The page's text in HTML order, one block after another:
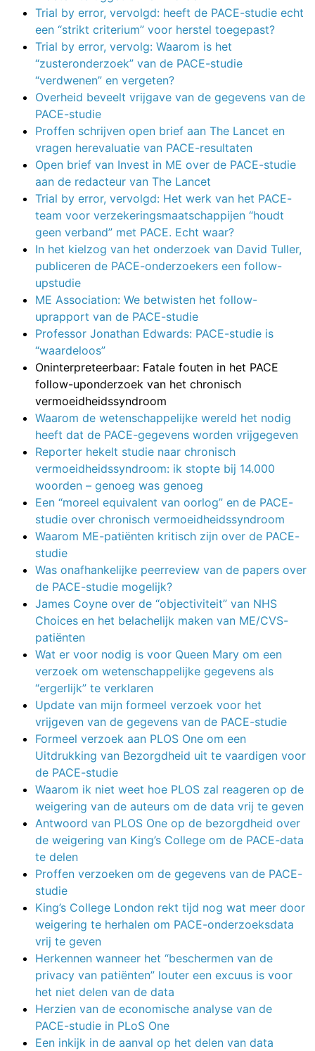
Trial by error, vervolgd: heeft de PACE-studie echt
een “strikt criterium” voor herstel toegepast?
Trial by error, vervolg: Waarom is het
“zusteronderzoek” van de PACE-studie
“verdwenen” en vergeten?
Overheid beveelt vrijgave van de gegevens van de
PACE-studie
Proffen schrijven open brief aan The Lancet en
vragen herevaluatie van PACE-resultaten
Open brief van Invest in ME over de PACE-studie
aan de redacteur van The Lancet
Trial by error, vervolgd: Het werk van het PACE-
team voor verzekeringsmaatschappijen “houdt
geen verband” met PACE. Echt waar?
In het kielzog van het onderzoek van David Tuller,
publiceren de PACE-onderzoekers een follow-
upstudie
ME Association: We betwisten het follow-
uprapport van de PACE-studie
Professor Jonathan Edwards: PACE-studie is
“waardeloos”
Oninterpreteerbaar: Fatale fouten in het PACE
follow-uponderzoek van het chronisch
vermoeidheidssyndroom
Waarom de wetenschappelijke wereld het nodig
heeft dat de PACE-gegevens worden vrijgegeven
Reporter hekelt studie naar chronisch
vermoeidheidssyndroom: ik stopte bij 14.000
woorden – genoeg was genoeg
Een “moreel equivalent van oorlog” en de PACE-
studie over chronisch vermoeidheidssyndroom
Waarom ME-patiënten kritisch zijn over de PACE-
studie
Was onafhankelijke peerreview van de papers over
de PACE-studie mogelijk?
James Coyne over de “objectiviteit” van NHS
Choices en het belachelijk maken van ME/CVS-
patiënten
Wat er voor nodig is voor Queen Mary om een
verzoek om wetenschappelijke gegevens als
“ergerlijk” te verklaren
Update van mijn formeel verzoek voor het
vrijgeven van de gegevens van de PACE-studie
Formeel verzoek aan PLOS One om een
Uitdrukking van Bezorgdheid uit te vaardigen voor
de PACE-studie
Waarom ik niet weet hoe PLOS zal reageren op de
weigering van de auteurs om de data vrij te geven
Antwoord van PLOS One op de bezorgdheid over
de weigering van King’s College om de PACE-data
te delen
Proffen verzoeken om de gegevens van de PACE-
studie
King’s College London rekt tijd nog wat meer door
weigering te herhalen om PACE-onderzoeksdata
vrij te geven
Herkennen wanneer het “beschermen van de
privacy van patiënten” louter een excuus is voor
het niet delen van de data
Herzien van de economische analyse van de
PACE-studie in PLoS One
Een inkijk in de aanval op het delen van data